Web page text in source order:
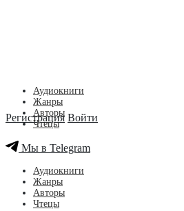
Регистрация Войти
Аудиокниги
Жанры
Авторы
Чтецы
Мы в Telegram
Аудиокниги
Жанры
Авторы
Чтецы